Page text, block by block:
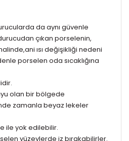
da aynı güvenle
çıkan porselenin,
ısı değişikliği nedeni
porselen oda sıcaklığına
olan bir bölgede
zamanla beyaz lekeler
ile yok edilebilir.
yüzeylerde iz bırakabilirler.